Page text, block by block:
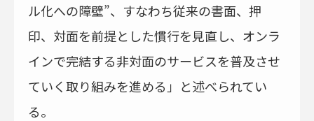
ル化への障壁”、すなわち従来の書面、押
印、対面を前提とした慣行を見直し、オンラ
インで完結する非対面のサービスを普及させ
ていく取り組みを進める」と述べられてい
る。